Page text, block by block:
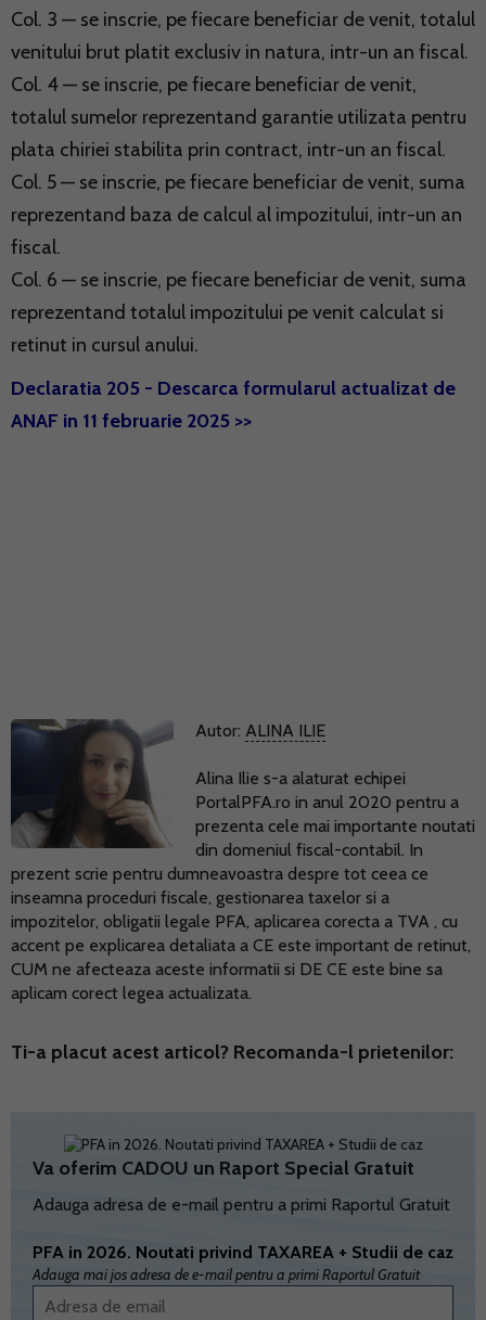
Col. 3 — se inscrie, pe fiecare beneficiar de venit, totalul
venitului brut platit exclusiv in natura, intr-un an fiscal.
Col. 4 — se inscrie, pe fiecare beneficiar de venit,
totalul sumelor reprezentand garantie utilizata pentru
plata chiriei stabilita prin contract, intr-un an fiscal.
Col. 5 — se inscrie, pe fiecare beneficiar de venit, suma
reprezentand baza de calcul al impozitului, intr-un an
fiscal.
Col. 6 — se inscrie, pe fiecare beneficiar de venit, suma
reprezentand totalul impozitului pe venit calculat si
retinut in cursul anului.
Declaratia 205 - Descarca formularul actualizat de
ANAF in 11 februarie 2025 >>
Autor: ALINA ILIE
Alina Ilie s-a alaturat echipei
PortalPFA.ro in anul 2020 pentru a
prezenta cele mai importante noutati
din domeniul fiscal-contabil. In
prezent scrie pentru dumneavoastra despre tot ceea ce
inseamna proceduri fiscale, gestionarea taxelor si a
impozitelor, obligatii legale PFA, aplicarea corecta a TVA , cu
accent pe explicarea detaliata a CE este important de retinut,
CUM ne afecteaza aceste informatii si DE CE este bine sa
aplicam corect legea actualizata.
Ti-a placut acest articol? Recomanda-l prietenilor:
Va oferim CADOU un Raport Special Gratuit
Adauga adresa de e-mail pentru a primi Raportul Gratuit
PFA in 2026. Noutati privind TAXAREA + Studii de caz
Adauga mai jos adresa de e-mail pentru a primi Raportul Gratuit